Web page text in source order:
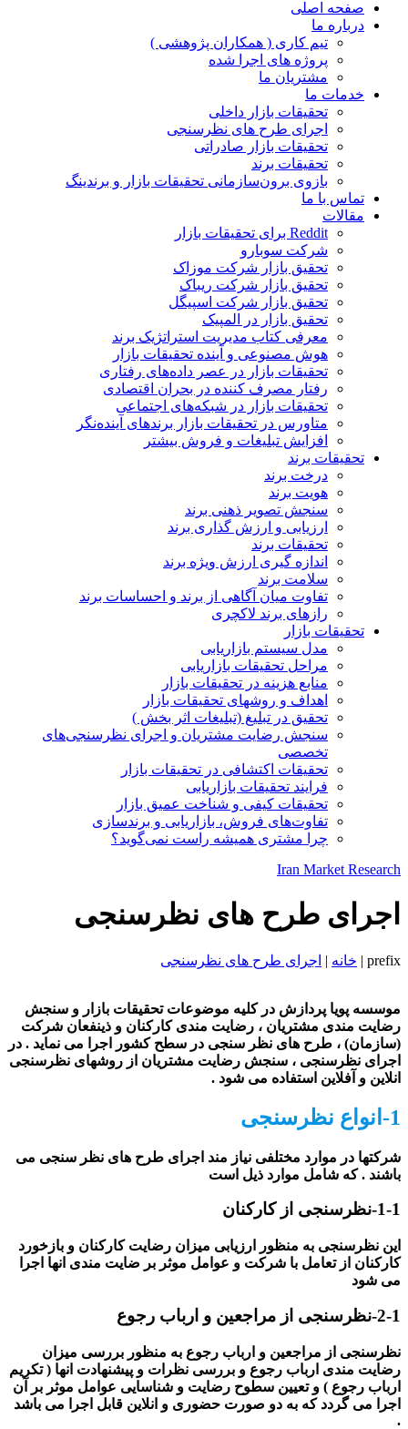
صفحه اصلی
درباره ما
تیم کاری ( همکاران پژوهشی )
پروژه های اجرا شده
مشتریان ما
خدمات ما
تحقیقات بازار داخلی
اجرای طرح های نظرسنجی
تحقیقات بازار صادراتی
تحقیقات برند
بازوی برون‌سازمانی تحقیقات بازار و برندینگ
تماس با ما
مقالات
Reddit برای تحقیقات بازار
شرکت سوبارو
تحقیق بازار شرکت موزاک
تحقیق بازار شرکت ریباک
تحقیق بازار شرکت اسپیگل
تحقیق بازار در المپیک
معرفی کتاب مدیریت استراتژیک برند
هوش مصنوعی و آینده تحقیقات بازار
تحقیقات بازار در عصر داده‌های رفتاری
رفتار مصرف کننده در بحران اقتصادی
تحقیقات بازار در شبکه‌های اجتماعی
متاورس در تحقیقات بازار برندهای آینده‌نگر
افزایش تبلیغات و فروش بیشتر
تحقیقات برند
درخت برند
هویت برند
سنجش تصویر ذهنی برند
ارزیابی و ارزش گذاری برند
تحقیقات برند
اندازه گیری ارزش ویژه برند
سلامت برند
تفاوت میان آگاهی از برند و احساسات برند
رازهای برند لاکچری
تحقیقات بازار
مدل سیستم بازاریابی
مراحل تحقیقات بازاریابی
منابع هزینه در تحقیقات بازار
اهداف و روشهای تحقیقات بازار
تحقیق در تبلیغ (تبلیغات اثر بخش )
سنجش رضایت مشتریان و اجرای نظرسنجی‌های
تخصصی
تحقیقات اکتشافی در تحقیقات بازار
فرایند تحقیقات بازاریابی
تحقیقات کیفی و شناخت عمیق بازار
تفاوت‌های فروش، بازاریابی و برندسازی
چرا مشتری همیشه راست نمی‌گوید؟
Iran Market Research
اجرای طرح های نظرسنجی
prefix
| خانه | اجرای طرح های نظرسنجی
موسسه پویا پردازش در کلیه موضوعات تحقیقات بازار و سنجش
رضایت مندی مشتریان ، رضایت مندی کارکنان و ذینفعان شرکت
(سازمان) ، طرح های نظر سنجی در سطح کشور اجرا می نماید . در
اجرای نظرسنجی ، سنجش رضایت مشتریان از روشهای نظرسنجی
انلاین و آفلاین استفاده می شود .
1-انواع نظرسنجی
شرکتها در موارد مختلفی نیاز مند اجرای طرح های نظر سنجی می
باشند . که شامل موارد ذیل است
1-1-نظرسنجی از کارکنان
این نظرسنجی به منظور ارزیابی میزان رضایت کارکنان و بازخورد
کارکنان از تعامل با شرکت و عوامل موثر بر ضایت مندی انها اجرا
می شود
2-1- نظرسنجی از مراجعین و ارباب رجوع
نظرسنجی از مراجعین و ارباب رجوع به منظور بررسی میزان
رضایت مندی ارباب رجوع و بررسی نظرات و پیشنهادت انها ( تکریم
ارباب رجوع ) و تعیین سطوح رضایت و شناسایی عوامل موثر بر آن
اجرا می گردد که به دو صورت حضوری و انلاین قابل اجرا می باشد
.